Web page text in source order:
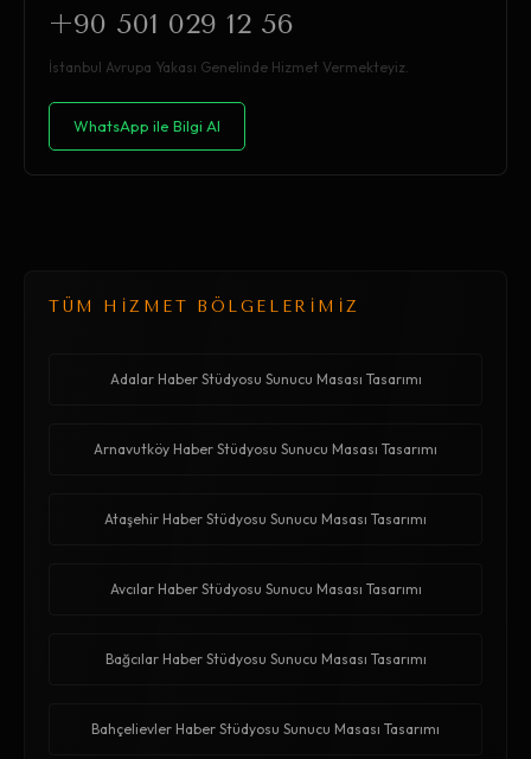
+90 501 029 12 56
İstanbul Avrupa Yakası Genelinde Hizmet Vermekteyiz.
WhatsApp ile Bilgi Al
TÜM HİZMET BÖLGELERİMİZ
Adalar Haber Stüdyosu Sunucu Masası Tasarımı
Arnavutköy Haber Stüdyosu Sunucu Masası Tasarımı
Ataşehir Haber Stüdyosu Sunucu Masası Tasarımı
Avcılar Haber Stüdyosu Sunucu Masası Tasarımı
Bağcılar Haber Stüdyosu Sunucu Masası Tasarımı
Bahçelievler Haber Stüdyosu Sunucu Masası Tasarımı